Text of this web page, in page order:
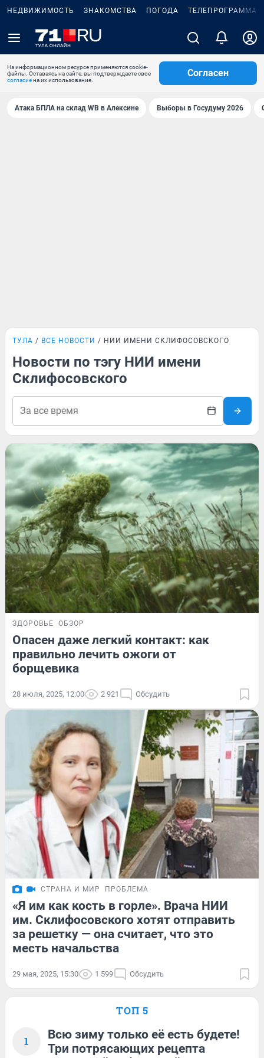
НЕДВИЖИМОСТЬ ЗНАКОМСТВА ПОГОДА ТЕЛЕПРОГРАММА
На информационном ресурсе применяются cookie-
файлы. Оставаясь на сайте, вы подтверждаете свое
согласиена их использование.
Согласен
Атака БПЛА на склад WB в Алексине Выборы в Госудуму 2026
ТУЛА ВСЕ НОВОСТИ НИИ ИМЕНИ СКЛИФОСОВСКОГО
Новости по тэгу НИИ имени
Склифосовского
ЗДОРОВЬЕ ОБЗОР
Опасен даже легкий контакт: как
правильно лечить ожоги от
борщевика
28 июля, 2025, 12:00 2 921 Обсудить
СТРАНА И МИР ПРОБЛЕМА
«Я им как кость в горле». Врача НИИ
им. Склифосовского хотят отправить
за решетку — она считает, что это
месть начальства
29 мая, 2025, 15:30 1 599 Обсудить
ТОП 5
1
Всю зиму только её есть будете!
Три потрясающих рецепта